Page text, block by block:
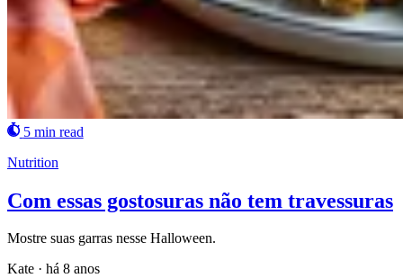
5 min read
Nutrition
Com essas gostosuras não tem travessuras
Mostre suas garras nesse Halloween.
Kate · há 8 anos